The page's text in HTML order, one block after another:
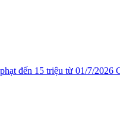
đến 15 triệu từ 01/7/2026